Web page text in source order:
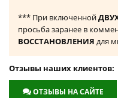
*** При включенной
просьба заранее в
ВОССТАНОВЛЕНИЯ для
Отзывы наших клиентов:
ОТЗЫВЫ НА САЙТЕ